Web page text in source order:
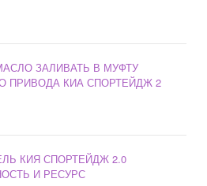
ЗАЛИВАТЬ В МУФТУ
ПРИВОДА КИА СПОРТЕЙДЖ 2
КИЯ СПОРТЕЙДЖ 2.0
И РЕСУРС